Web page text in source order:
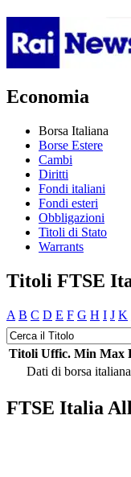
Economia
Borsa Italiana
Borse Estere
Cambi
Diritti
Fondi italiani
Fondi esteri
Obbligazioni
Titoli di Stato
Warrants
Titoli FTSE
A B C D E F G H I J K
Titoli Uffic. Min Max
Dati di borsa
FTSE Italia